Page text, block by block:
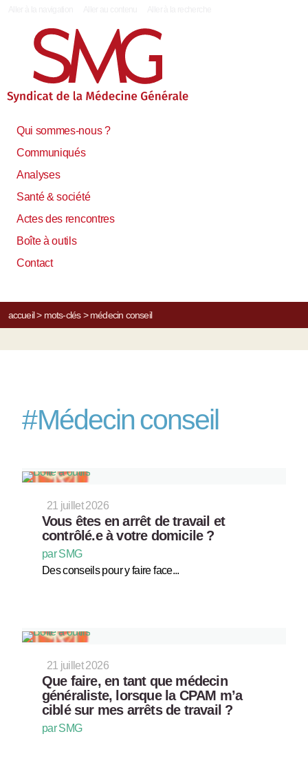
Qui sommes-nous ?
Communiqués
Analyses
Santé & société
Actes des rencontres
Boîte à outils
Contact
accueil> mots-clés> médecin conseil
#Médecin conseil
21 juillet 2026
Vous êtes en arrêt de travail et
contrôlé.e à votre domicile ?
par SMG
Des conseils pour y faire face...
21 juillet 2026
Que faire, en tant que médecin
généraliste, lorsque la CPAM m’a
ciblé sur mes arrêts de travail ?
par SMG